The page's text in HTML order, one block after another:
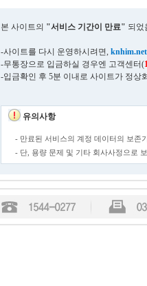
본 사이트의 "서비스 기간이 만료" 되었
-사이트를 다시 운영하시려면, knhim.net
-무통장으로 입금하실 경우엔 고객센터(
-입금확인 후 5분 이내로 사이트가 정상
유의사항
- 만료된 서비스의 계정 데이터의 보존
- 단, 용량 문제 및 기타 회사사정으로